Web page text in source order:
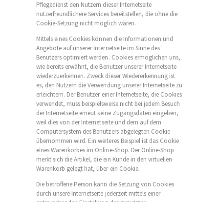
Pflegedienst den Nutzern dieser Internetseite
nutzerfreundlichere Services bereitstellen, die ohne die
Cookie-Setzung nicht möglich wären.
Mittels eines Cookies können die Informationen und
Angebote auf unserer Internetseite im Sinne des
Benutzers optimiert werden. Cookies ermöglichen uns,
wie bereits erwähnt, die Benutzer unserer Internetseite
wiederzuerkennen. Zweck dieser Wiedererkennung ist
es, den Nutzern die Verwendung unserer Internetseite zu
erleichtern. Der Benutzer einer Internetseite, die Cookies
verwendet, muss beispielsweise nicht bei jedem Besuch
der Internetseite erneut seine Zugangsdaten eingeben,
weil dies von der Internetseite und dem auf dem
Computersystem des Benutzers abgelegten Cookie
übernommen wird. Ein weiteres Beispiel ist das Cookie
eines Warenkorbes im Online-Shop. Der Online-Shop
merkt sich die Artikel, die ein Kunde in den virtuellen
Warenkorb gelegt hat, über ein Cookie.
Die betroffene Person kann die Setzung von Cookies
durch unsere Internetseite jederzeit mittels einer